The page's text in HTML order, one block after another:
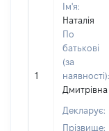
1
Ім'я:
Наталія
По
батькові
(за
наявності):
Дмитрівна
Декларує:
Прізвище: